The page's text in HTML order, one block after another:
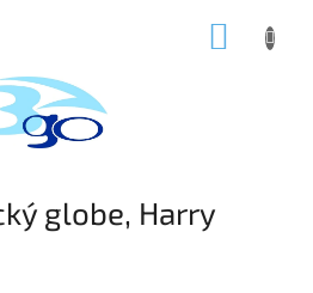
globe, Harry